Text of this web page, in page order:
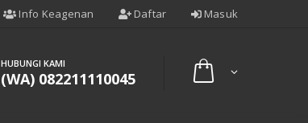
Info Keagenan Daftar Masuk
HUBUNGI KAMI
(WA) 082211110045